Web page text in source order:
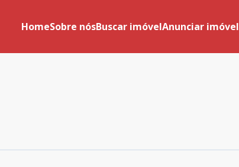
HomeSobre nósBuscar imóvelAnunciar imóvel